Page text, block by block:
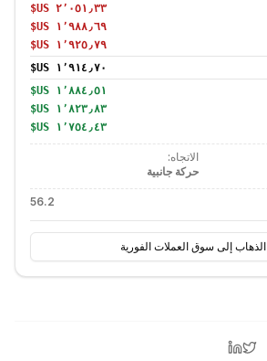
الاتجاه:
حركة جانبية
56.2
الذهاب إلى سوق العملات الفورية